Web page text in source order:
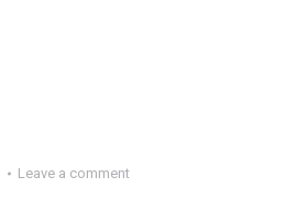
Leave a comment